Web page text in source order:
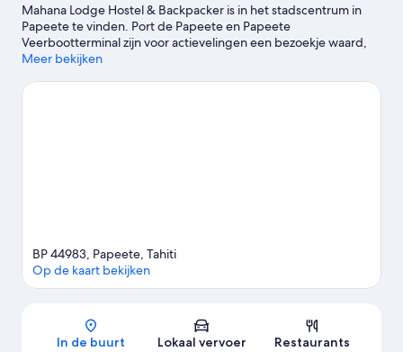
Mahana Lodge Hostel & Backpacker is in het stadscentrum in
Papeete te vinden. Port de Papeete en Papeete
Veerbootterminal zijn voor actievelingen een bezoekje waard,
terwijl wie zin heeft in een middagje winkelen bij Markt van
Bekijk onze reisgids voor Papeete
Meer bekijken
Kaart
BP 44983, Papeete, Tahiti
Op de kaart bekijken
In de buurt Lokaal vervoer Restaurants